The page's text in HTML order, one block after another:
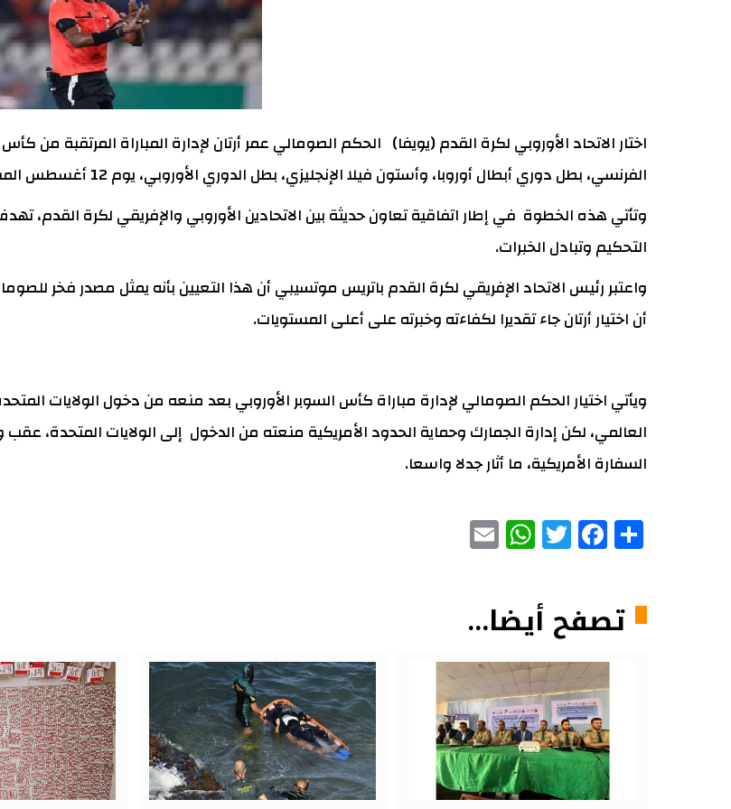
الفرنسي، بطل دوري أبطال أوروبا، وأستون فيلا الإنجليزي، بطل الدوري الأوروبي، يوم 12 أغسطس المقبل في مدينة سالزبورغ النمساوية.
وتأتي هذه الخطوة في إطار اتفاقية تعاون حديثة بين الاتحادين الأوروبي والإفريقي لكرة القدم،
التحكيم وتبادل الخبرات.
واعتبر رئيس الاتحاد الإفريقي لكرة القدم باتريس موتسيبي أن هذا التعيين بأنه يمثل مصدر فخر
أن اختيار أرتان جاء تقديرا لكفاءته وخبرته على أعلى المستويات.
ويأتي اختيار الحكم الصومالي لإدارة مباراة كأس السوبر الأوروبي بعد منعه من دخول الولايات
العالمي، لكن إدارة الجمارك وحماية الحدود الأمريكية منعته من الدخول إلى الولايات المتحدة،
السفارة الأمريكية، ما أثار جدلا واسعا.
Share
Facebook
Twitter
WhatsApp
تصفح أيضا...